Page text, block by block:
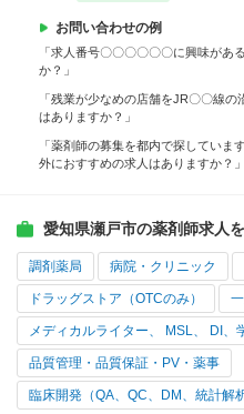
お問い合わせの例
「求人番号〇〇〇〇〇〇に興味があ
か？」
「残業が少なめの店舗をJR〇〇線
はありますか？」
「薬剤師の募集を都内で探していま
外におすすめの求人はありますか？
愛知県瀬戸市の薬剤師求人
調剤薬局 病院・クリニック
ドラッグストア（OTCのみ）
メディカルライター、 MSL、 DI、
品質管理・品質保証・PV・薬事
臨床開発（QA、QC、DM、統計解